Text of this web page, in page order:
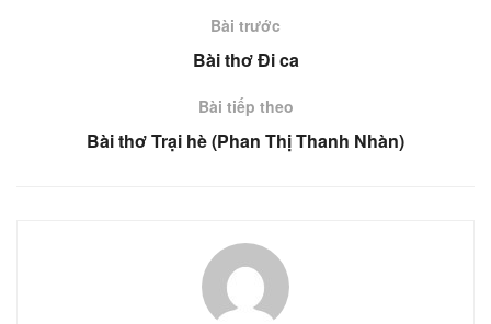
Bài trước
Bài thơ Đi ca
Bài tiếp theo
Bài thơ Trại hè (Phan Thị Thanh Nhàn)